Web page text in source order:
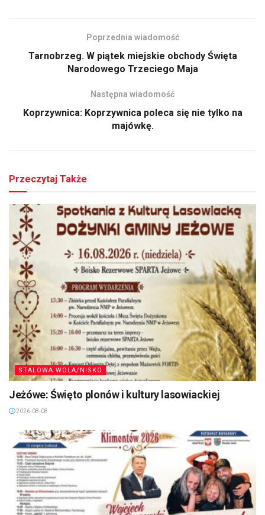
Poprzednia wiadomość
Tarnobrzeg. W piątek miejskie obchody Święta
Narodowego Trzeciego Maja
Następna wiadomość
Koprzywnica: Koprzywnica poleca się nie tylko na
majówkę.
Przeczytaj Także
STALOWA WOLA/NISKO
Jeżówe: Święto plonów i kultury lasowiackiej
2026-08-08